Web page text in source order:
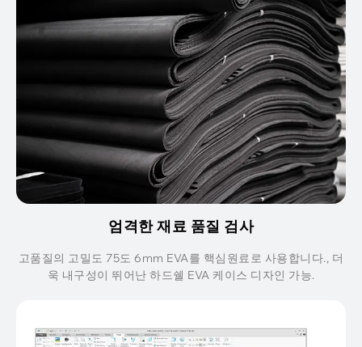
엄격한 재료 품질 검사
고품질의 고밀도 75도 6mm EVA를 핵심원료로 사용합니다., 더
욱 내구성이 뛰어난 하드쉘 EVA 케이스 디자인 가능.